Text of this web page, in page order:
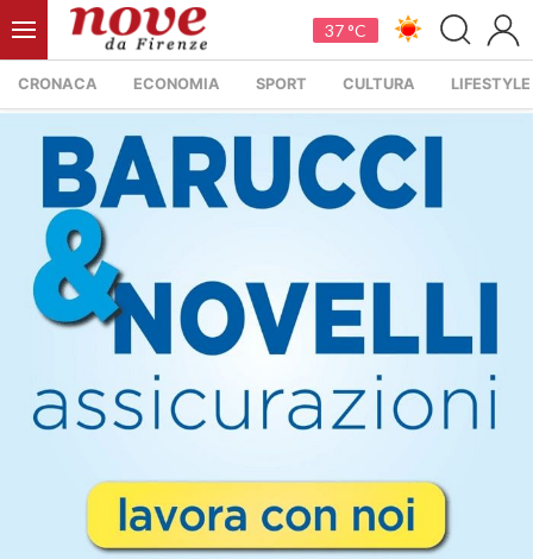
37 °C
CRONACA ECONOMIA SPORT CULTURA LIFESTYLE